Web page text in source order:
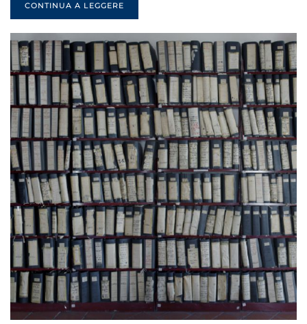
CONTINUA A LEGGERE